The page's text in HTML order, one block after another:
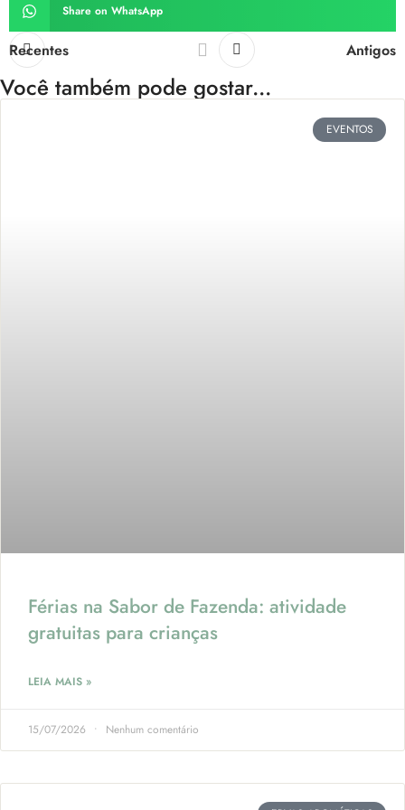
Share on WhatsApp
Recentes Antigos
Você também pode gostar...
EVENTOS
Férias na Sabor de Fazenda: atividade
gratuitas para crianças
LEIA MAIS »
15/07/2026 Nenhum comentário